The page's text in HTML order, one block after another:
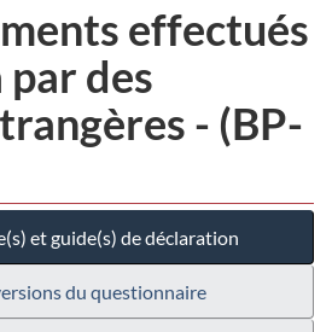
effectués
par des
- (BP-
et guide(s) de déclaration
du questionnaire